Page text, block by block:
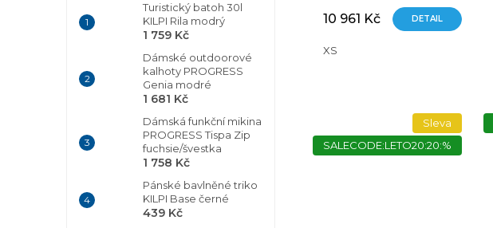
Turistický batoh 30l
KILPI Rila modrý
1 759 Kč
Dámské outdoorové
kalhoty PROGRESS
Genia modré
1 681 Kč
Dámská funkční mikina
PROGRESS Tispa Zip
fuchsie/švestka
1 758 Kč
Pánské bavlněné triko
KILPI Base černé
439 Kč
10 961 Kč DETAIL
XS
Sleva
SALECODE:LETO20:20:%